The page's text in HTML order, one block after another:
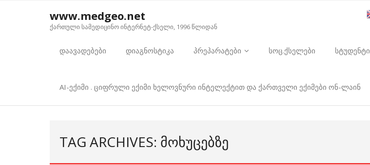
www.medgeo.net
ქართული სამედიცინო ინტერნეტ-ქსელი, 1996 წლიდან
დაავადებები დიაგნოსტიკა პრეპარატები სოც.ქსელები სტუდენტი
AI-ექიმი . ციფრული ექიმი ხელოვნური ინტელექტით და ქართველი ექიმები ონ-ლაინ
TAG ARCHIVES: ᲛᲝᲮᲣᲪᲔᲑᲖᲔ